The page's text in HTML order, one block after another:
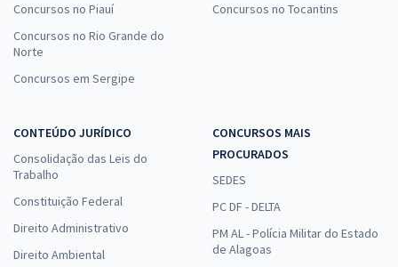
Concursos no Piauí
Concursos no Rio Grande do
Norte
Concursos em Sergipe
Concursos no Tocantins
CONTEÚDO JURÍDICO
Consolidação das Leis do
Trabalho
Constituição Federal
Direito Administrativo
Direito Ambiental
CONCURSOS MAIS
PROCURADOS
SEDES
PC DF - DELTA
PM AL - Polícia Militar do Estado
de Alagoas